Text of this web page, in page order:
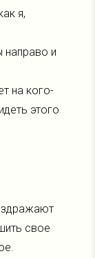
я,
направо и
на кого-
этого
свое